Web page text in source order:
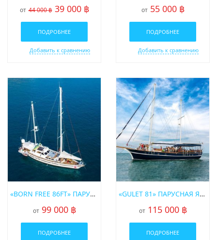
от 44 000 ฿ 39 000 ฿
ПОДРОБНЕЕ
Добавить к сравнению
от 55 000 ฿
ПОДРОБНЕЕ
Добавить к сравнению
«BORN FREE 86FT» ПАРУСНАЯ ЯХТА
от 99 000 ฿
ПОДРОБНЕЕ
«GULET 81» ПАРУСНАЯ ЯХТА
от 115 000 ฿
ПОДРОБНЕЕ